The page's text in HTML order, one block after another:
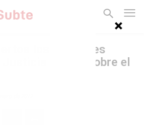
los molinetes
Justicia decida sobre el